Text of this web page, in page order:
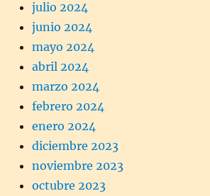
julio 2024
junio 2024
mayo 2024
abril 2024
marzo 2024
febrero 2024
enero 2024
diciembre 2023
noviembre 2023
octubre 2023